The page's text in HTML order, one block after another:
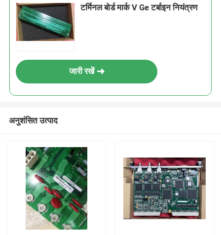
टर्मिनल बोर्ड मार्क V Ge टर्बाइन नियंत्रण
जारी रखें
अनुशंसित उत्पाद